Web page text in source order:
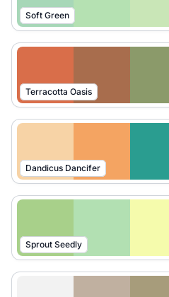
Soft Green
Terracotta Oasis
Dandicus Dancifer
Sprout Seedly